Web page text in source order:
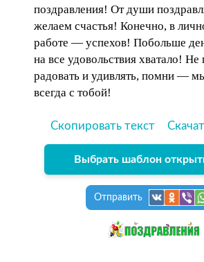
поздравления! От души
желаем счастья! Конечно, в
работе — успехов! Побольше
на все удовольствия хватало! Не
радовать и удивлять, помни —
всегда с тобой!
Скопировать текст
Выбрать шаблон
Отправить